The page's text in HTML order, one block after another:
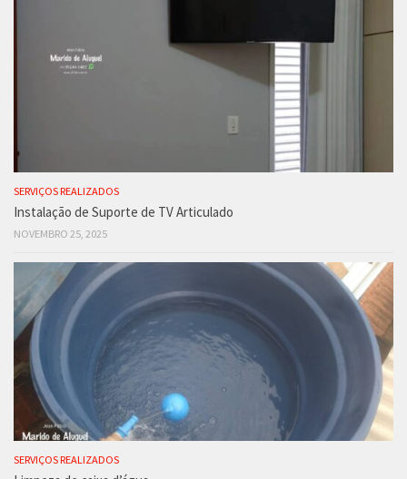
SERVIÇOS REALIZADOS
Instalação de Suporte de TV Articulado
NOVEMBRO 25, 2025
SERVIÇOS REALIZADOS